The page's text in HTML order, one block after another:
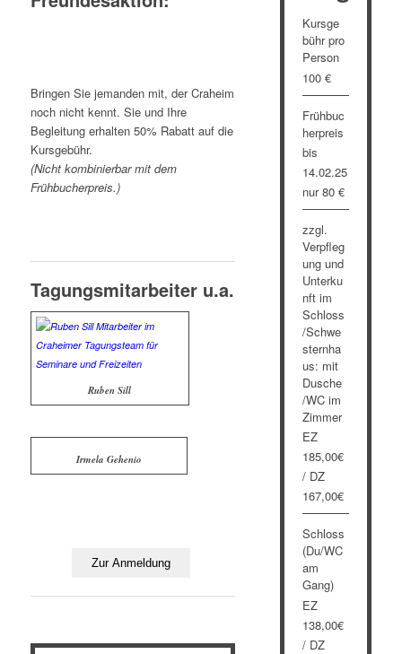
Bringen Sie jemanden mit, der Craheim
noch nicht kennt. Sie und Ihre
Begleitung erhalten 50% Rabatt auf die
Kursgebühr.
(Nicht kombinierbar mit dem
Frühbucherpreis.)
Tagungsmitarbeiter u.a.
Ruben Sill
Irmela Gehenio
Kursge
bühr pro
Person
100 €
Frühbuc
herpreis
bis
14.02.25
nur 80 €
zzgl.
Verpfleg
ung und
Unterku
nft im
Schloss
/Schwe
sternha
us: mit
Dusche
/WC im
Zimmer
EZ
185,00€
/ DZ
167,00€
Schloss
(Du/WC
am
Gang)
EZ
138,00€
/ DZ